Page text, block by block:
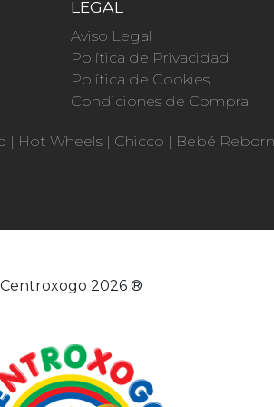
LEGAL
Aviso Legal
Política de Privacidad
Política de Cookies
Condiciones de Compra
| Hot Wheels | Chicco | Bebé Reborn
Centroxogo 2026 ®